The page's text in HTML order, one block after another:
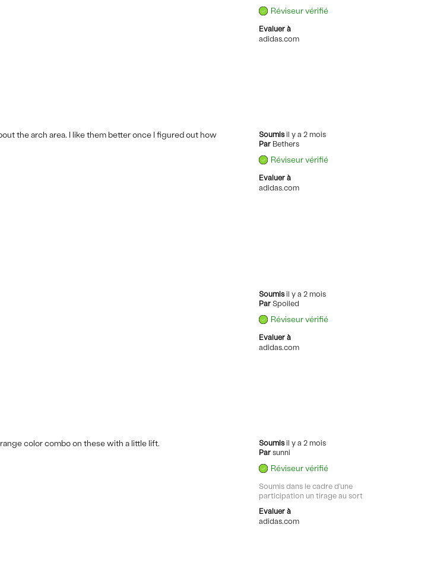
Réviseur vérifié
Evaluer à
adidas.com
Soumisil y a 2 mois
Par Bethers
Réviseur vérifié
Evaluer à
adidas.com
the arch area. I like them better once I figured out how
Soumisil y a 2 mois
Par Spoiled
Réviseur vérifié
Evaluer à
adidas.com
Soumisil y a 2 mois
Par sunni
Réviseur vérifié
Soumis dans le cadre d'une
participation un tirage au sort
Evaluer à
adidas.com
color combo on these with a little lift.